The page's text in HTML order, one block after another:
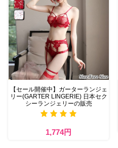
【セール開催中】ガーターランジェ
リー(GARTER LINGERIE) 日本セク
シーランジェリーの販売
1,774円